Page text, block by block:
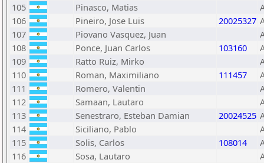
105
Pinasco, Matias
106
Pineiro, Jose Luis 20025327
107
Piovano Vasquez, Juan
108
Ponce, Juan Carlos 103160
109
Ratto Ruiz, Mirko
110
Roman, Maximiliano 111457
111
Romero, Valentin
112
Samaan, Lautaro
113
Senestraro, Esteban Damian 20024525
114
Siciliano, Pablo
115
Solis, Carlos 108014
116
Sosa, Lautaro